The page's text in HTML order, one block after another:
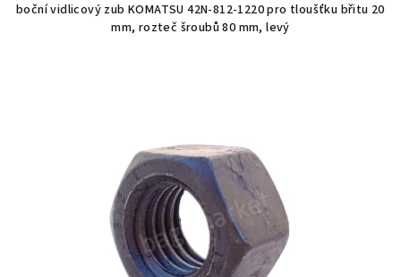
boční vidlicový zub KOMATSU 42N-812-1220 pro tloušťku břitu 20
mm, rozteč šroubů 80 mm, levý